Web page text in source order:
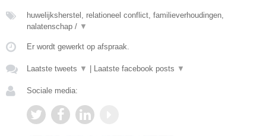
huwelijksherstel, relationeel conflict, familieverhoudingen,
nalatenschap / ▼
Er wordt gewerkt op afspraak.
Laatste tweets ▼ Laatste facebook posts ▼
Sociale media: